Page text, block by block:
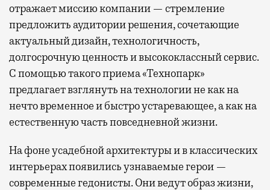
отражает миссию компании — стремление
предложить аудитории решения, сочетающие
актуальный дизайн, технологичность,
долгосрочную ценность и высококлассный сервис.
С помощью такого приема «Технопарк»
предлагает взглянуть на технологии не как на
нечто временное и быстро устаревающее, а как на
естественную часть повседневной жизни.
На фоне усадебной архитектуры и в классических
интерьерах появились узнаваемые герои —
современные гедонисты. Они ведут образ жизни,